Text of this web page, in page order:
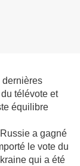
dernières
télévote et
équilibre
a gagné
le vote du
qui a été